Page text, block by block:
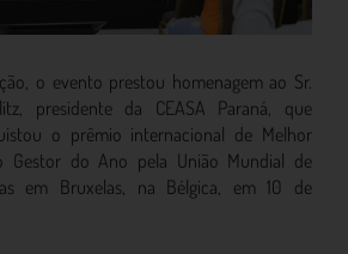
o evento prestou homenagem ao Sr.
presidente da CEASA Paraná, que
o prêmio internacional de Melhor
Gestor do Ano pela União Mundial de
em Bruxelas, na Bélgica, em 10 de